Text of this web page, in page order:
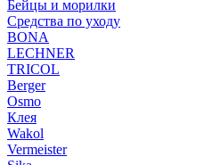
Бейцы и морилки
Средства по уходу
BONA
LECHNER
TRICOL
Berger
Osmo
Клея
Wakol
Vermeister